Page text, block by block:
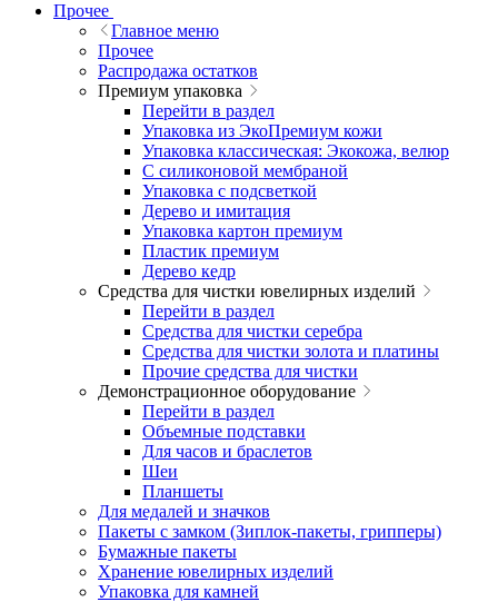
Прочее
Главное меню
Прочее
Распродажа остатков
Премиум упаковка
Перейти в раздел
Упаковка из ЭкоПремиум кожи
Упаковка классическая: Экокожа, велюр
С силиконовой мембраной
Упаковка с подсветкой
Дерево и имитация
Упаковка картон премиум
Пластик премиум
Дерево кедр
Средства для чистки ювелирных изделий
Перейти в раздел
Средства для чистки серебра
Средства для чистки золота и платины
Прочие средства для чистки
Демонстрационное оборудование
Перейти в раздел
Объемные подставки
Для часов и браслетов
Шеи
Планшеты
Для медалей и значков
Пакеты с замком (Зиплок-пакеты, грипперы)
Бумажные пакеты
Хранение ювелирных изделий
Упаковка для камней